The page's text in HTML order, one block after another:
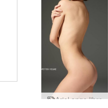
Ariel ange libre